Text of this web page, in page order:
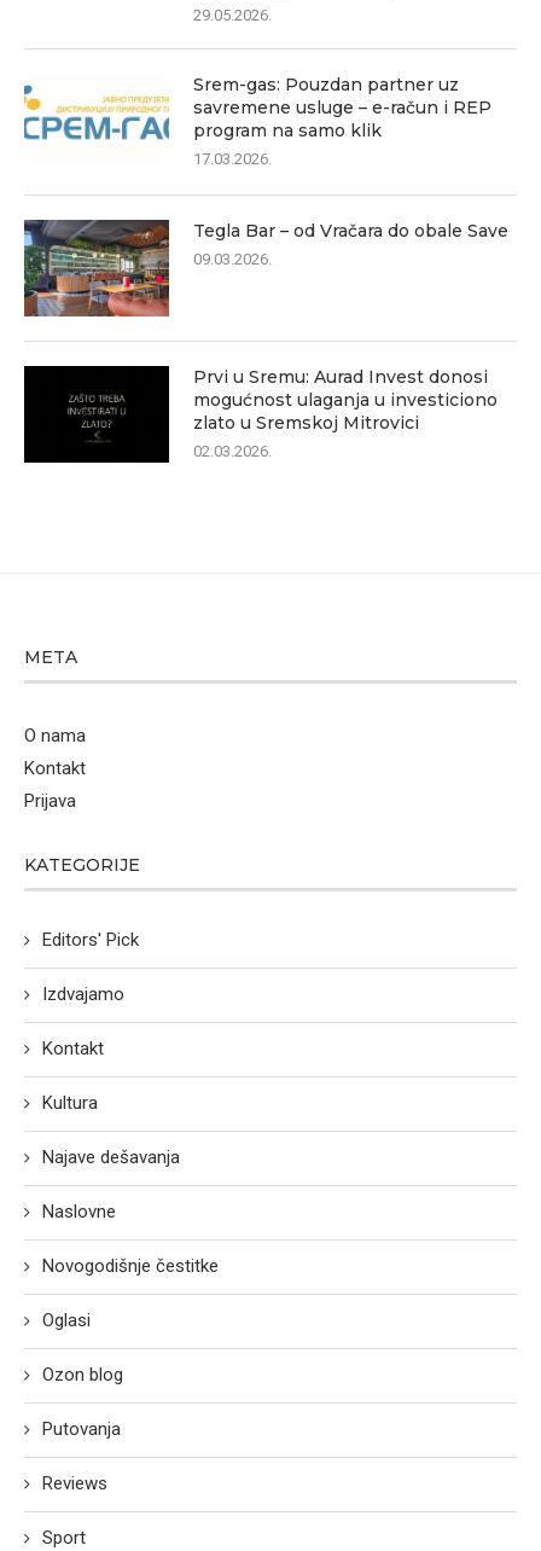
29.05.2026.
Srem-gas: Pouzdan partner uz
savremene usluge – e-račun i REP
program na samo klik
17.03.2026.
Tegla Bar – od Vračara do obale Save
09.03.2026.
Prvi u Sremu: Aurad Invest donosi
mogućnost ulaganja u investiciono
zlato u Sremskoj Mitrovici
02.03.2026.
META
O nama
Kontakt
Prijava
KATEGORIJE
Editors' Pick
Izdvajamo
Kontakt
Kultura
Najave dešavanja
Naslovne
Novogodišnje čestitke
Oglasi
Ozon blog
Putovanja
Reviews
Sport